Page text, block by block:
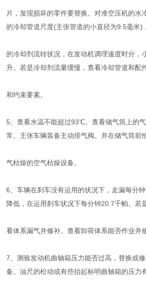
片，发现损坏的零件要替换。对准空压机的水
的冷却管道尺度(主张管道的小直径为9.5毫米)
的冷却剂流转状况，在发动机调理速度时分，
升。若是冷却剂流量缓慢，查看冷却管道和配
和约束要素。
5、查看水温不能超过93℃。查看储气筒上的
常。主张车辆装备主动排气阀。并在储气筒前
气枯燥的空气枯燥设备。
6、车辆在刹车没有运用的状况下，走漏每分
降低，在运用刹车状况下每分钟20.7千帕。若
看体系漏气并修补。查看卸荷体系能否作业并
7、测验发动机曲轴箱压力能否过高，替换或
备。油尺的松动或有些抬起标明曲轴箱的压力